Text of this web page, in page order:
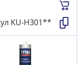
KU-H301**